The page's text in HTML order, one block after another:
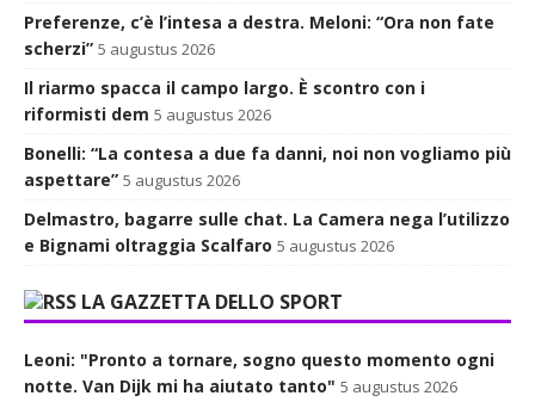
Preferenze, c’è l’intesa a destra. Meloni: “Ora non fate
scherzi” 5 augustus 2026
Il riarmo spacca il campo largo. È scontro con i
riformisti dem 5 augustus 2026
Bonelli: “La contesa a due fa danni, noi non vogliamo più
aspettare” 5 augustus 2026
Delmastro, bagarre sulle chat. La Camera nega l’utilizzo
e Bignami oltraggia Scalfaro 5 augustus 2026
LA GAZZETTA DELLO SPORT
Leoni: "Pronto a tornare, sogno questo momento ogni
notte. Van Dijk mi ha aiutato tanto" 5 augustus 2026